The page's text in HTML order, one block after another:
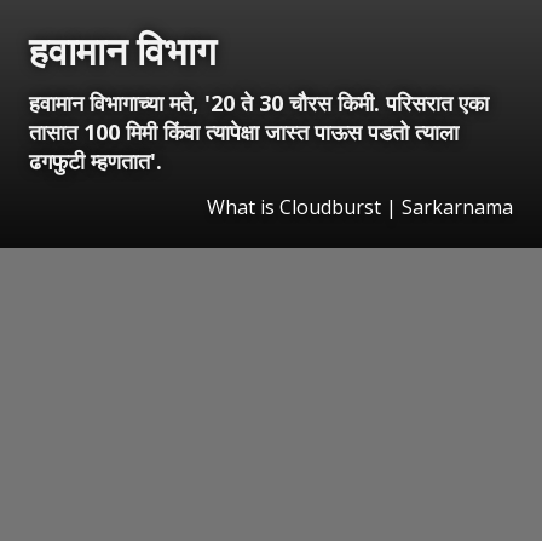
हवामान विभाग
हवामान विभागाच्या मते, '20 ते 30 चौरस किमी. परिसरात एका
तासात 100 मिमी किंवा त्यापेक्षा जास्त पाऊस पडतो त्याला
ढगफुटी म्हणतात'.
What is Cloudburst | Sarkarnama